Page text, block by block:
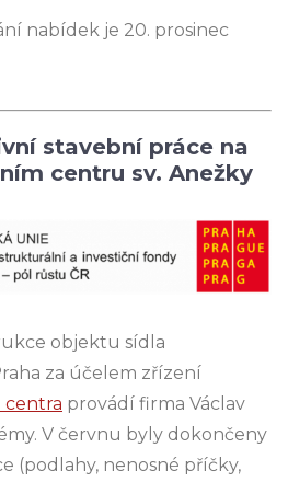
nabídek je 20. prosinec
stavební práce na
centru sv. Anežky
objektu sídla
za účelem zřízení
provádí firma Václav
V červnu byly dokončeny
(podlahy, nenosné příčky,